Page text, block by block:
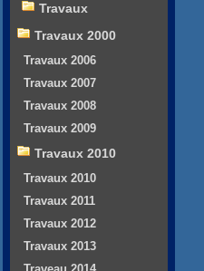
Travaux
Travaux 2000
Travaux 2006
Travaux 2007
Travaux 2008
Travaux 2009
Travaux 2010
Travaux 2010
Travaux 2011
Travaux 2012
Travaux 2013